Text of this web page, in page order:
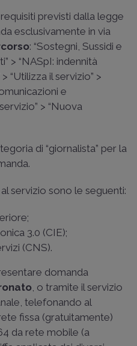
previsti dalla legge
esclusivamente in via
: “Sostegni, Sussidi e
> “NASpI: indennità
“Utilizza il servizio” >
e
> “Nuova
di “giornalista” per la
servizio sono le seguenti:
3.0 (CIE);
(CNS).
domanda
, o tramite il servizio
telefonando al
fissa (gratuitamente)
da rete mobile (a